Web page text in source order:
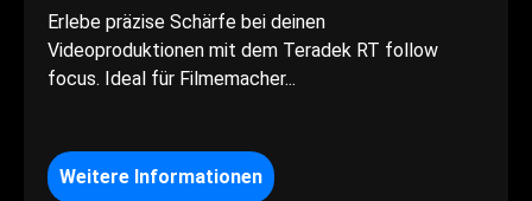
Erlebe präzise Schärfe bei deinen
Videoproduktionen mit dem Teradek RT follow
focus. Ideal für Filmemacher...
Weitere Informationen